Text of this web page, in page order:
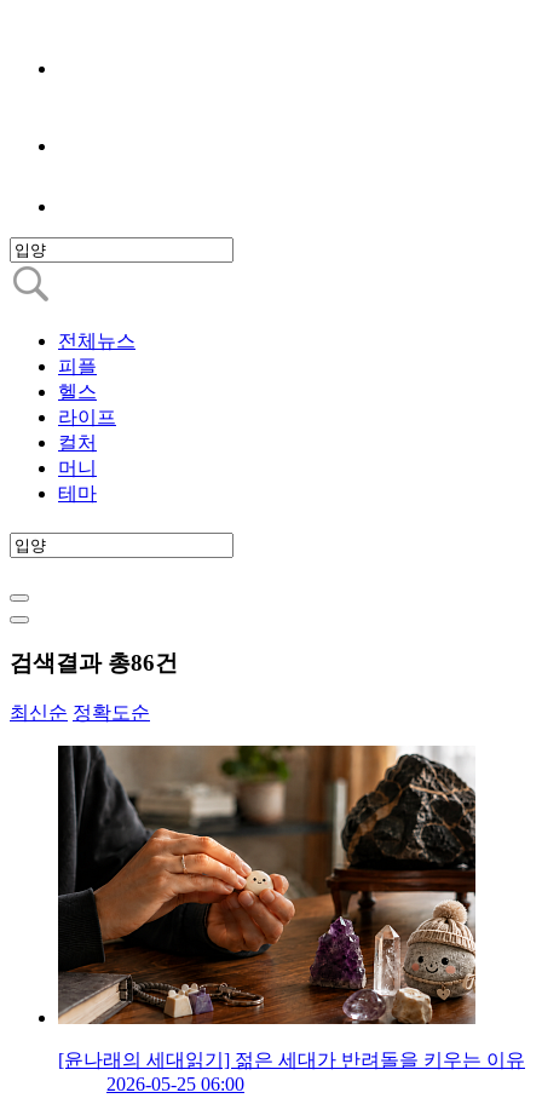
전체뉴스
피플
헬스
라이프
컬처
머니
테마
검색결과 총86건
최신순 정확도순
[윤나래의 세대읽기] 젊은 세대가 반려돌을 키우는 이유
2026-05-25 06:00